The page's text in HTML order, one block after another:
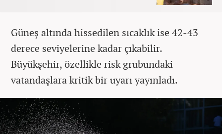
Güneş altında hissedilen sıcaklık ise 42-43
derece seviyelerine kadar çıkabilir.
Büyükşehir, özellikle risk grubundaki
vatandaşlara kritik bir uyarı yayınladı.